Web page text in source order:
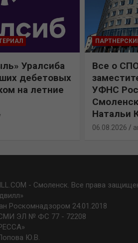
Уралсиба
дебетовых
на летние
Все о
УФНС
Натальи
06.08.2026
- Смоленск. Все права
Роскомнадзором 24.01.2018
СМИ ЭЛ № ФС 77 - 72208
Ю.В.